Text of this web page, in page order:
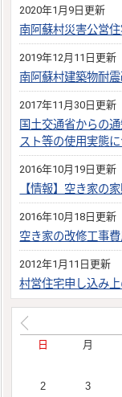
2020年1月9日更新
南阿蘇村災害公営
2019年12月11日更新
南阿蘇村建築物耐
2017年11月30日更新
国土交通省からの
スト等の使用実態
2016年10月19日更新
【情報】空き家の
2016年10月18日更新
空き家の改修工事
2012年1月11日更新
村営住宅申し込み
日 月
2
3